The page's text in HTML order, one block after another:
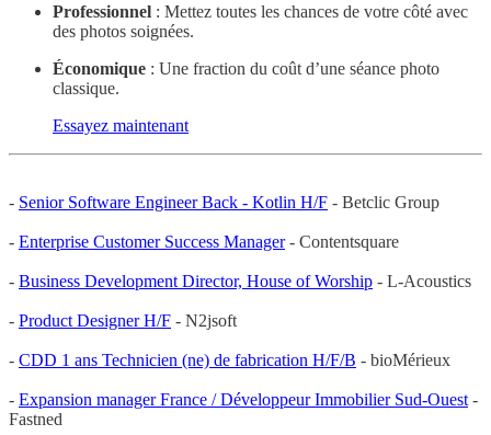
Professionnel : Mettez toutes les chances de votre côté avec
des photos soignées.
Économique : Une fraction du coût d’une séance photo
classique.
Essayez maintenant
- Senior Software Engineer Back - Kotlin H/F - Betclic Group
- Enterprise Customer Success Manager- Contentsquare
- Business Development Director, House of Worship - L-Acoustics
- Product Designer H/F - N2jsoft
- CDD 1 ans Technicien (ne) de fabrication H/F/B - bioMérieux
- Expansion manager France / Développeur Immobilier Sud-Ouest -
Fastned